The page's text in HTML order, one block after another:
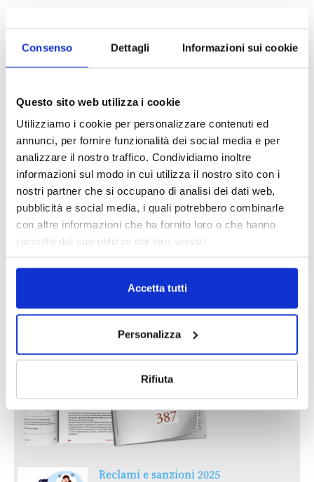
Consenso Dettagli Informazioni sui cookie
Questo sito web utilizza i cookie
Utilizziamo i cookie per personalizzare contenuti ed
annunci, per fornire funzionalità dei social media e per
analizzare il nostro traffico. Condividiamo inoltre
informazioni sul modo in cui utilizza il nostro sito con i
nostri partner che si occupano di analisi dei dati web,
pubblicità e social media, i quali potrebbero combinarle
con altre informazioni che ha fornito loro o che hanno
raccolto dal suo utilizzo dei loro servizi.
Accetta tutti
Personalizza
Rifiuta
© Riproduzione riservata
rami vita
AGOSTO 2026
Reclami e sanzioni 2025